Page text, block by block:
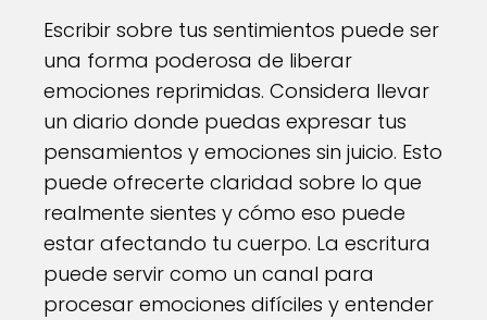
Escribir sobre tus sentimientos puede ser
una forma poderosa de liberar
emociones reprimidas. Considera llevar
un diario donde puedas expresar tus
pensamientos y emociones sin juicio. Esto
puede ofrecerte claridad sobre lo que
realmente sientes y cómo eso puede
estar afectando tu cuerpo. La escritura
puede servir como un canal para
procesar emociones difíciles y entender